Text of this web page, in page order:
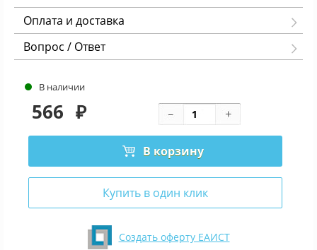
Оплата и доставка
Вопрос / Ответ
В наличии
566 ₽
В корзину
Купить в один клик
Создать оферту ЕАИСТ